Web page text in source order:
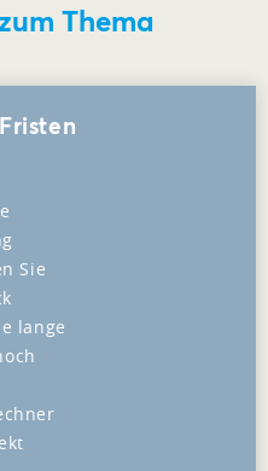
Thema
Sie
lange